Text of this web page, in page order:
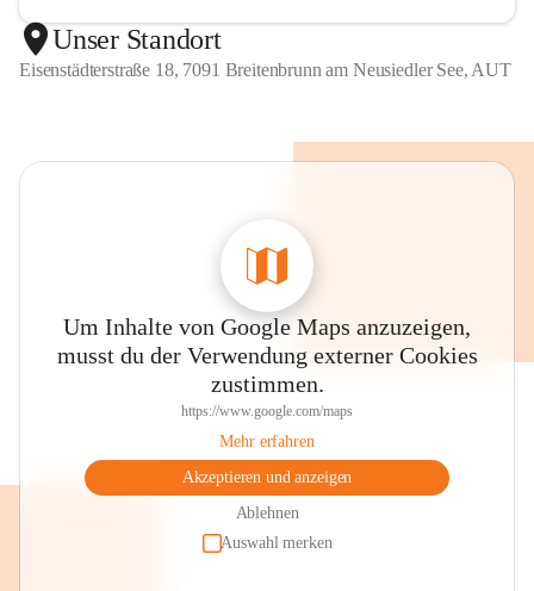
Unser Standort
Eisenstädterstraße 18, 7091 Breitenbrunn am Neusiedler See, AUT
Um Inhalte von Google Maps anzuzeigen,
musst du der Verwendung externer Cookies
zustimmen.
https://www.google.com/maps
Mehr erfahren
Akzeptieren und anzeigen
Ablehnen
Auswahl merken